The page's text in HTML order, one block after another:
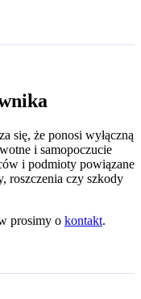
się, że ponosi wyłączną
i samopoczucie
i podmioty powiązane
roszczenia czy szkody
prosimy o kontakt.